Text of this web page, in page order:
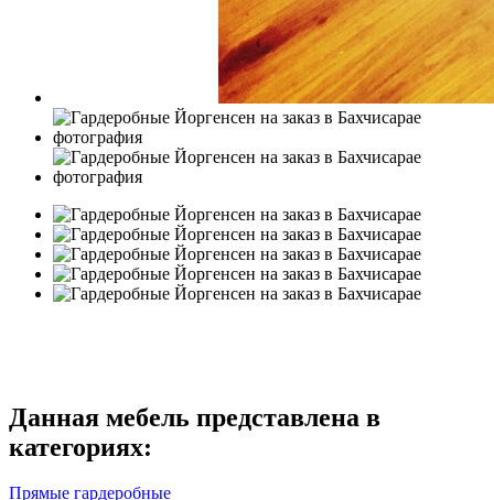
Данная мебель представлена в
категориях:
Прямые гардеробные